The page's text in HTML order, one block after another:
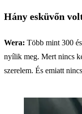
Hány esküvőn
Wera: Több mint 300
nyílik meg. Mert nincs
szerelem. És emiatt